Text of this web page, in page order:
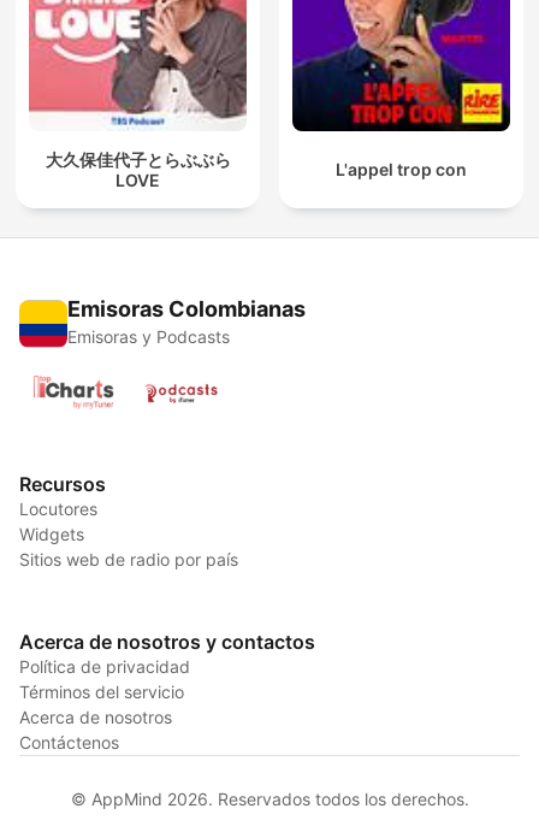
大久保佳代子とらぶぶら
LOVE
L'appel trop con
Emisoras Colombianas
Emisoras y Podcasts
Recursos
Locutores
Widgets
Sitios web de radio por país
Acerca de nosotros y contactos
Política de privacidad
Términos del servicio
Acerca de nosotros
Contáctenos
© AppMind 2026. Reservados todos los derechos.